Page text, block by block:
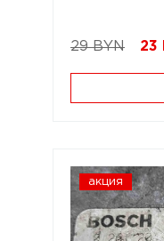
29 BYN 23
акция